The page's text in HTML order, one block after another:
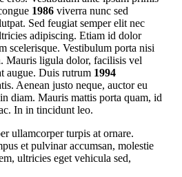
1986 viverra nunc sed
Sed feugiat semper elit nec
adipiscing. Etiam id dolor
scelerisque. Vestibulum porta nisi
Mauris ligula dolor, facilisis vel
augue. Duis rutrum 1994
Aenean justo neque, auctor eu
diam. Mauris mattis porta quam, id
In in tincidunt leo.
ullamcorper turpis at ornare.
et pulvinar accumsan, molestie
ultricies eget vehicula sed,